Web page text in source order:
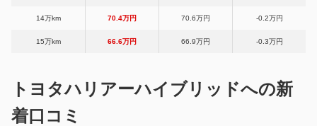
14万km 70.4万円 70.6万円 -0.2万円
15万km 66.6万円 66.9万円 -0.3万円
トヨタハリアーハイブリッドへの新
着口コミ